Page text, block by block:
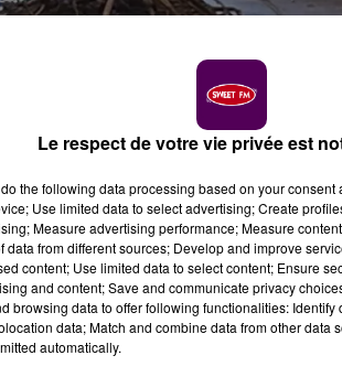
photo : Refuge de l'Arche
ce jeudi 24 avril : après
connaissance de deux
Le respect de votre vie privée est
do the following data processing based on your
Use limited data to select advertising; Create
Measure advertising performance; Measure
data from different sources; Develop and improve
content; Use limited data to select content; Ensure
and content; Save and communicate privacy
browsing data to offer following functionalities:
data; Match and combine data from other data
automatically.